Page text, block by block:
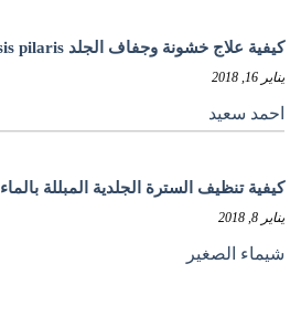
كيفية علاج خشونة وجفاف الجلد keratosis pilaris
يناير 16, 2018
احمد سعيد
كيفية تنظيف السترة الجلدية المبللة بالماء
يناير 8, 2018
شيماء الصغير